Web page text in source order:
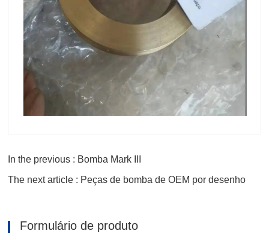
In the previous : Bomba Mark III
The next article : Peças de bomba de OEM por desenho
Formulário de produto